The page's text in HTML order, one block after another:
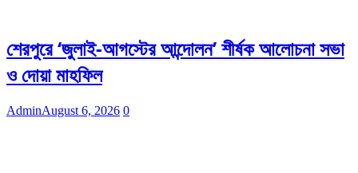
শেরপুরে ‘জুলাই-আগস্টের আন্দোলন’ শীর্ষক আলোচনা সভা
ও দোয়া মাহফিল
AdminAugust 6, 2026 0